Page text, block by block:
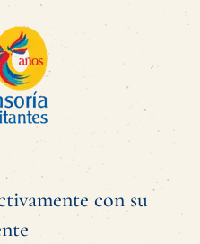
con su